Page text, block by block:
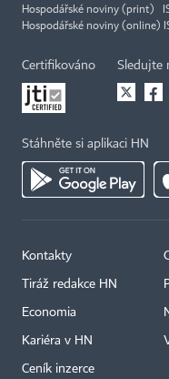
Hospodářské noviny (print)
Hospodářské noviny (online)
Certifikováno Sledujte
Stáhněte si aplikaci HN
Kontakty
Tiráž redakce HN
Economia
Kariéra v HN
Ceník inzerce